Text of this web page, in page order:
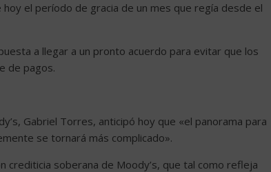
el período de gracia de un mes que regía desde el
a llegar a un pronto acuerdo para evitar que los
de pagos.
Gabriel Torres, anticipó hoy que «el panorama para
se tornará más complicado».
crediticia soberana de Moody’s, que tal como refleja